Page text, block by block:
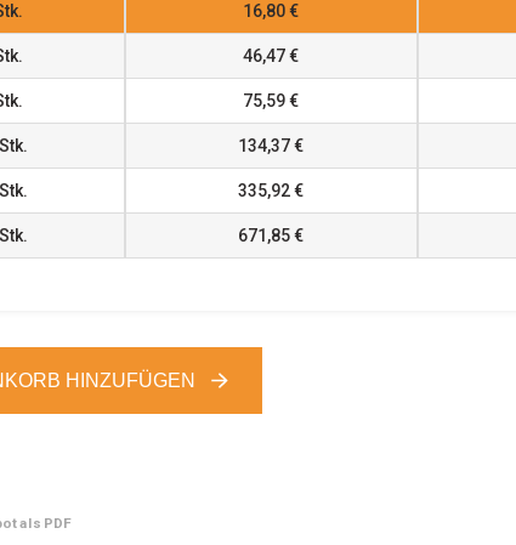
16,80 €
46,47 €
75,59 €
134,37 €
335,92 €
671,85 €
HINZUFÜGEN
als PDF